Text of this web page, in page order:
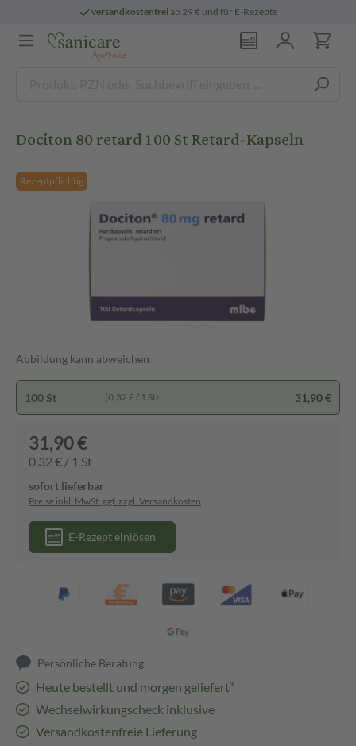
versandkostenfreiab 29 € und für E-Rezepte
Dociton 80 retard 100 St Retard-Kapseln
Rezeptpflichtig
Abbildung kann abweichen
100 St (0,32 € / 1 St) 31,90 €
31,90 €
0,32 € / 1 St
sofort lieferbar
Preise inkl. MwSt. ggf. zzgl. Versandkosten
E-Rezept einlösen
Persönliche Beratung
Heute bestellt und morgen geliefert³
Wechselwirkungscheck inklusive
Versandkostenfreie Lieferung